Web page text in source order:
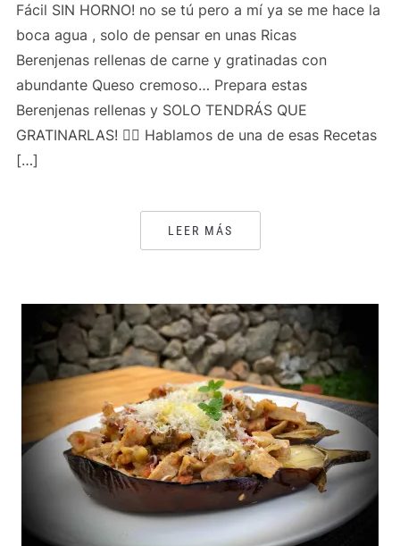
Fácil SIN HORNO! no se tú pero a mí ya se me hace la
boca agua , solo de pensar en unas Ricas
Berenjenas rellenas de carne y gratinadas con
abundante Queso cremoso… Prepara estas
Berenjenas rellenas y SOLO TENDRÁS QUE
GRATINARLAS! 👍🏻 Hablamos de una de esas Recetas
[…]
LEER MÁS